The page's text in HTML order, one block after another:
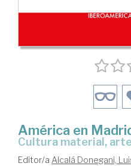
América en
cultura material,
Editor/a Alcalá Donegani,